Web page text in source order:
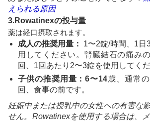
えられる原因
3.Rowatinexの投与量
薬は経口摂取されます。
成人の推奨用量：
1〜2錠/時間、1日
用してください。腎臓結石の痛み
回、1回あたり2〜3錠を使用してくだ
子供の推奨用量：6〜14歳、通常
回、食事の前です。
妊娠中または授乳中の女性への有害な
せん。Rowatinexを使用する場合は、